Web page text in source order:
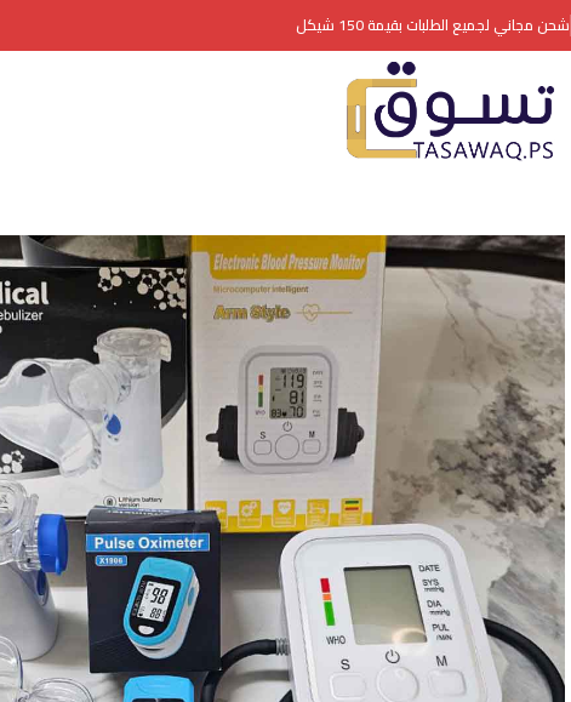
شحن مجاني لجميع الطلبات بقيمة 150 شيكل